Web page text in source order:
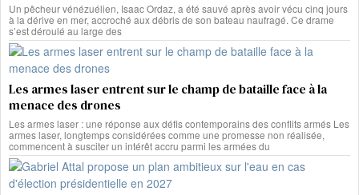
Un pêcheur vénézuélien, Isaac Ordaz, a été sauvé après avoir vécu cinq jours
à la dérive en mer, accroché aux débris de son bateau naufragé. Ce drame
s’est déroulé au large des
Les armes laser entrent sur le champ de bataille face à la
menace des drones
Les armes laser : une réponse aux défis contemporains des conflits armés Les
armes laser, longtemps considérées comme une promesse non réalisée,
commencent à susciter un intérêt accru parmi les armées du